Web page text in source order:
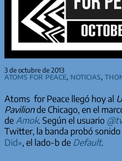
3 de octubre de 2013
Atoms for Peace, Noticias,
Atoms for Peace llegó hoy al
Pavilionde Chicago, en el
de Amok. Según el usuario
Twitter, la banda probó sonido
Did», el lado-b de Default.